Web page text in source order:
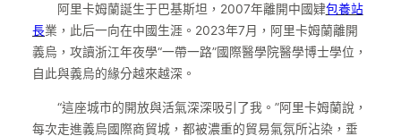
阿里卡姆蘭誕生于巴基斯坦，2007年離開中國肄包養站
長業，此后一向在中國生涯。2023年7月，阿里卡姆蘭離開
義烏，攻讀浙江年夜學“一帶一路”國際醫學院醫學博士學位，
自此與義烏的緣分越來越深。
“這座城市的開放與活氣深深吸引了我。”阿里卡姆蘭說，
每次走進義烏國際商貿城，都被濃重的貿易氣氛所沾染，垂